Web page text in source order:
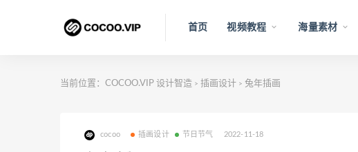
首页 视频教程 海量素材
当前位置： COCOO.VIP 设计智造 > 插画设计 > 兔年插画
cocoo 插画设计 节日节气 2022-11-18